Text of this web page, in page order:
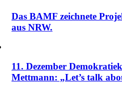
Das BAMF zeichnete
aus NRW.
11. Dezember
Mettmann: „Let’s talk